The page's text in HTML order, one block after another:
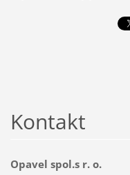
Kontakt
Opavel spol.s r. o.